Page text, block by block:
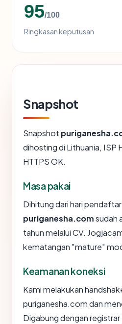
95/100
Ringkasan keputusan
Snapshot
Snapshot
dihosting di Lithuania, ISP
HTTPS OK.
Masa pakai
Dihitung dari hari
puriganesha.comsudah
tahun melalui CV.
kematangan "mature"
Keamanan koneksi
Kami melakukan
puriganesha.com dan
Digabung dengan